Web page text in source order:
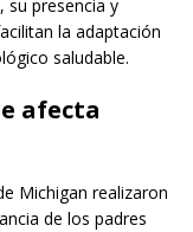
su presencia y
la adaptación
saludable.
afecta
Michigan realizaron
de los padres